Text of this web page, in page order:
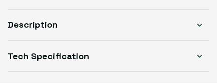
Description
Tech Specification